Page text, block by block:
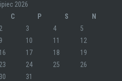
lipiec 2026
C P S
N
2 3 4
5
9 10 11
12
16 17 18
19
23 24 25
26
30 31